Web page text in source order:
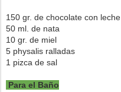
150 gr. de chocolate con leche
50 ml. de nata
10 gr. de miel
5 physalis ralladas
1 pizca de sal
Para el Baño